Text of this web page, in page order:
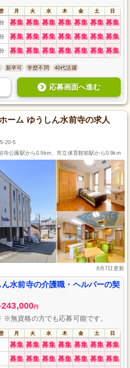
月 火 水 木 金 土 日
募集 募集 募集 募集 募集 募集 募集
募集 募集 募集 募集 募集 募集 募集
募集 募集 募集 募集 募集 募集 募集
新卒可 学歴不問 40代活躍
応募画面へ進む
ーム ゆうしん水前寺の求人
20-5
寺公園駅から0.9km、市立体育館前駅から0.9km
8月7日更新
水前寺の介護職・ヘルパーの契
243,000円
※無資格の方でも応募可能です。
月 火 水 木 金 土 日
募集 募集 募集 募集 募集 募集 募集
募集 募集 募集 募集 募集 募集 募集